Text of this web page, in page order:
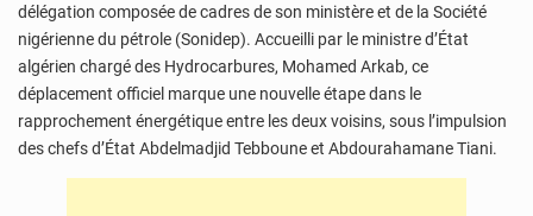
délégation composée de cadres de son ministère et de la Société
nigérienne du pétrole (Sonidep). Accueilli par le ministre d’État
algérien chargé des Hydrocarbures, Mohamed Arkab, ce
déplacement officiel marque une nouvelle étape dans le
rapprochement énergétique entre les deux voisins, sous l’impulsion
des chefs d’État Abdelmadjid Tebboune et Abdourahamane Tiani.